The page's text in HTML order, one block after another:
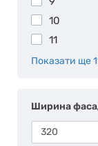
10
11
Показати ще
Ширина